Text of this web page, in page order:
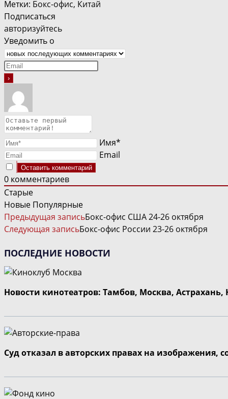
Метки: Бокс-офис, Китай
Подписаться
авторизуйтесь
Уведомить о
Имя*
Email
0 комментариев
Старые
Новые Популярные
ЧИТАТЬ
ДАЛЕЕ
СТАТЬИ
Предыдущая записьБокс-офис США 24-26 октября
Следующая записьБокс-офис России 23-26 октября
ПОСЛЕДНИЕ НОВОСТИ
Новости кинотеатров: Тамбов, Москва,
Суд отказал в авторских правах на изображения,